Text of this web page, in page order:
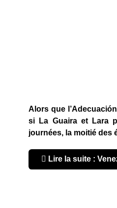
Alors que
si La Guaira et Lara
journées, la moitié des
Lire la suite :